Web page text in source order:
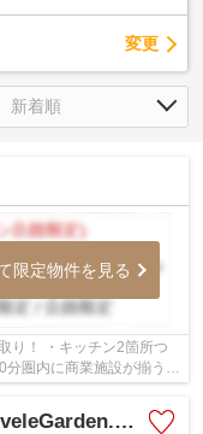
変更
限定物件を見る
り！ ・キッチン2箇所つ
分圏内に商業施設が揃う便
いつでもお気...
築戸建 全1棟 1号棟